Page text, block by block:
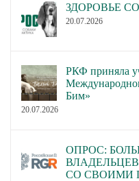
ЗДОРОВЬЕ
20.07.2026
РКФ приняла
Бим»
20.07.2026
ОПРОС:
СО СВОИМИ